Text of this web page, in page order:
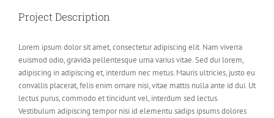
Project Description
Lorem ipsum dolor sit amet, consectetur adipiscing elit. Nam viverra
euismod odio, gravida pellentesque urna varius vitae. Sed dui lorem,
adipiscing in adipiscing et, interdum nec metus. Mauris ultricies, justo eu
convallis placerat, felis enim ornare nisi, vitae mattis nulla ante id dui. Ut
lectus purus, commodo et tincidunt vel, interdum sed lectus.
Vestibulum adipiscing tempor nisi id elementu sadips ipsums dolores